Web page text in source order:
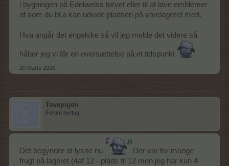
i bygningen på Edelweiss torvet eller til at lave emblemer
af som du bl.a kan udvide pladsen på varelageret med.
Hva angår det engelske så vil jeg melde det videre så
håber jeg vi får en oversættelse på et tidspunkt
20 Marts 2026
Tovepigen
Forum hertug
Det begynder at lysne nu
Der var for mange
frugt på lageret (4af 12 - plads til 12 men jeg har kun 4